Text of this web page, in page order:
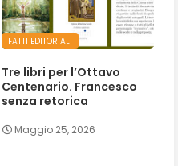
FATTI EDITORIALI
Tre libri per l’Ottavo
Centenario. Francesco
senza retorica
Maggio 25, 2026